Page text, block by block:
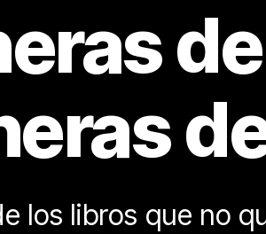
los libros que no